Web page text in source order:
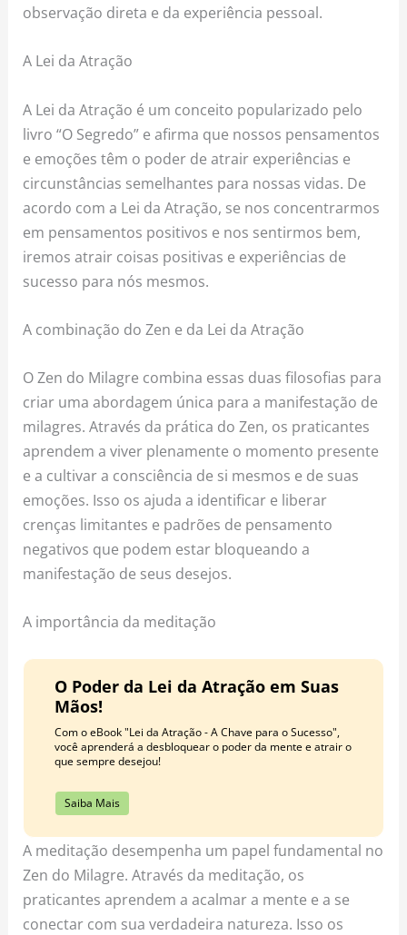
observação direta e da experiência pessoal.
A Lei da Atração
A Lei da Atração é um conceito popularizado pelo
livro “O Segredo” e afirma que nossos pensamentos
e emoções têm o poder de atrair experiências e
circunstâncias semelhantes para nossas vidas. De
acordo com a Lei da Atração, se nos concentrarmos
em pensamentos positivos e nos sentirmos bem,
iremos atrair coisas positivas e experiências de
sucesso para nós mesmos.
A combinação do Zen e da Lei da Atração
O Zen do Milagre combina essas duas filosofias para
criar uma abordagem única para a manifestação de
milagres. Através da prática do Zen, os praticantes
aprendem a viver plenamente o momento presente
e a cultivar a consciência de si mesmos e de suas
emoções. Isso os ajuda a identificar e liberar
crenças limitantes e padrões de pensamento
negativos que podem estar bloqueando a
manifestação de seus desejos.
A importância da meditação
O Poder da Lei da Atração em Suas
Mãos!
Com o eBook "Lei da Atração - A Chave para o Sucesso",
você aprenderá a desbloquear o poder da mente e atrair o
que sempre desejou!
Saiba Mais
A meditação desempenha um papel fundamental no
Zen do Milagre. Através da meditação, os
praticantes aprendem a acalmar a mente e a se
conectar com sua verdadeira natureza. Isso os